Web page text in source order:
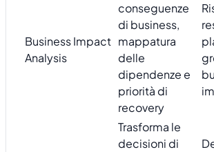
Business Impact
Analysis
conseguenze
di business,
mappatura
delle
dipendenze e
priorità di
recovery
Trasforma le
decisioni di